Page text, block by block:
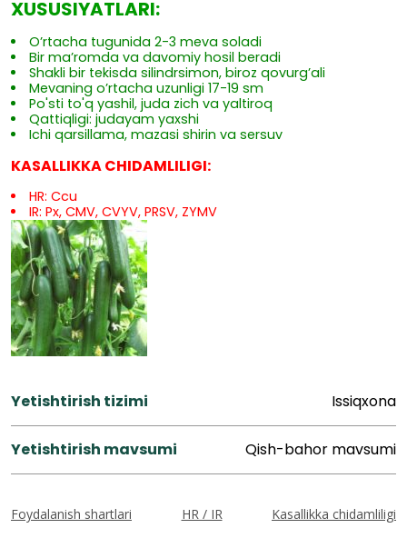
XUSUSIYATLARI:
O’rtacha tugunida 2-3 meva soladi
Bir ma’romda va davomiy hosil beradi
Shakli bir tekisda silindrsimon, biroz qovurg’ali
Mevaning o’rtacha uzunligi 17-19 sm
Po'sti to'q yashil, juda zich va yaltiroq
Qattiqligi: judayam yaxshi
Ichi qarsillama, mazasi shirin va sersuv
KASALLIKKA CHIDAMLILIGI:
HR: Ccu
IR: Px, CMV, CVYV, PRSV, ZYMV
Yetishtirish tizimi Issiqxona
Yetishtirish mavsumi Qish-bahor mavsumi
Foydalanish shartlari HR / IR Kasallikka chidamliligi